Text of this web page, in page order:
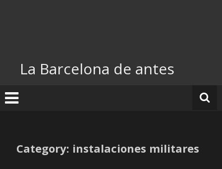
La Barcelona de antes
Category: instalaciones militares